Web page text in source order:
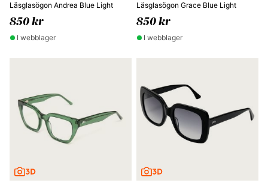
Läsglasögon Andrea Blue Light
850 kr
I webblager
Läsglasögon Grace Blue Light
850 kr
I webblager